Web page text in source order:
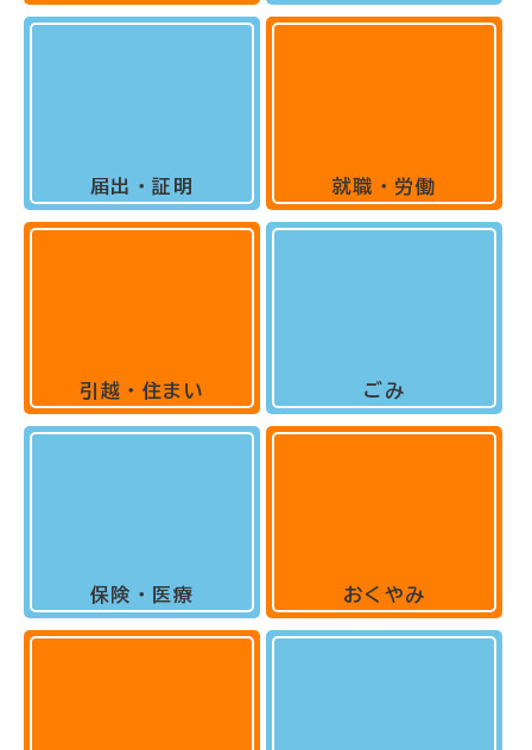
届出・証明
引越・住まい
保険・医療
就職・労働
ごみ
おくやみ